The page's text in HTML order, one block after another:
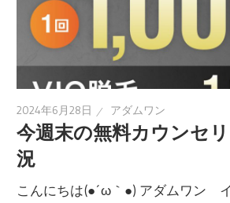
2024年6月28日 アダムワン
今週末の無料カウンセ
況
こんにちは(●´ω｀●) アダムワン